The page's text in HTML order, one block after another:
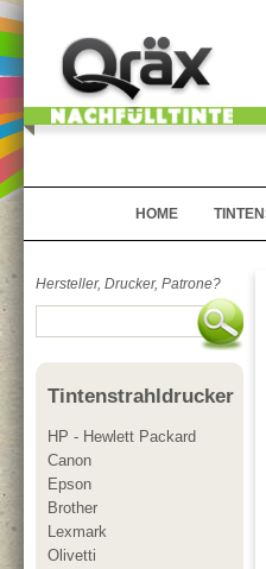
HOME
Hersteller, Drucker, Patrone?
Tintenstrahldrucker
HP - Hewlett Packard
Canon
Epson
Brother
Lexmark
Olivetti